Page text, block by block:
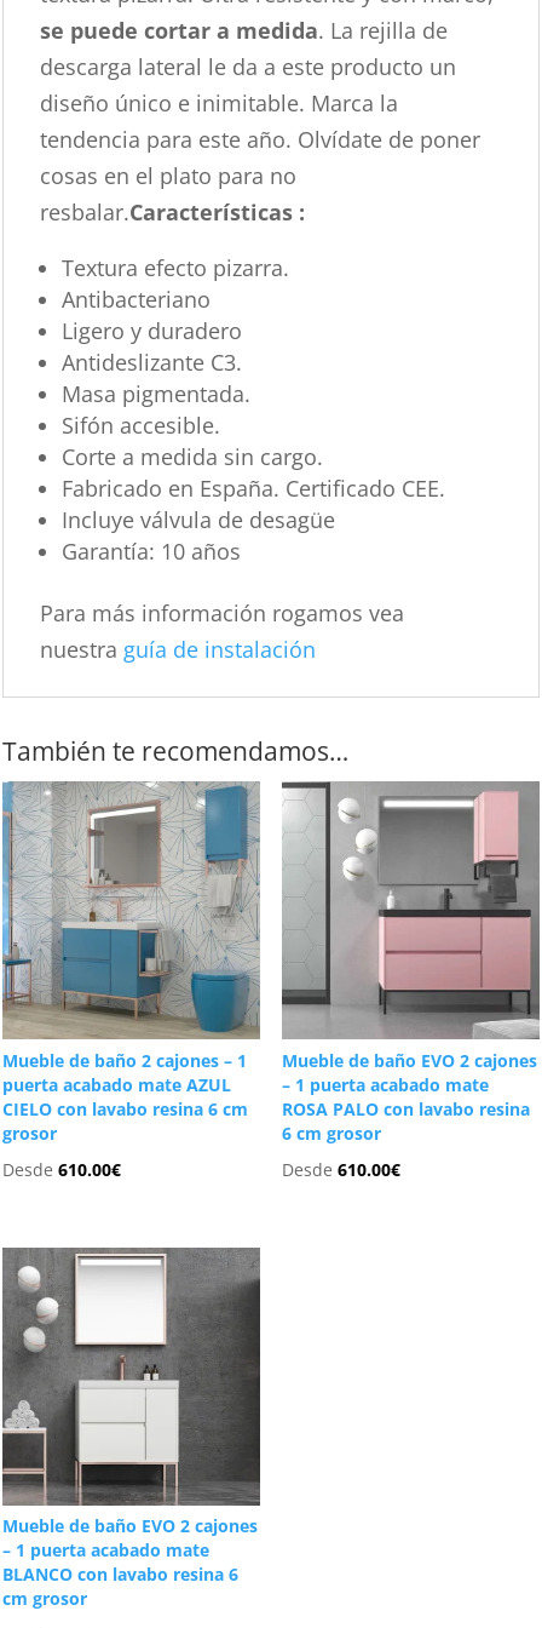
se puede cortar a medida. La rejilla de
descarga lateral le da a este producto un
diseño único e inimitable. Marca la
tendencia para este año. Olvídate de poner
cosas en el plato para no
resbalar.Características :
Textura efecto pizarra.
Antibacteriano
Ligero y duradero
Antideslizante C3.
Masa pigmentada.
Sifón accesible.
Corte a medida sin cargo.
Fabricado en España. Certificado CEE.
Incluye válvula de desagüe
Garantía: 10 años
Para más información rogamos vea
nuestra guía de instalación
También te recomendamos…
Mueble de baño 2 cajones – 1
puerta acabado mate AZUL
CIELO con lavabo resina 6 cm
grosor
Desde610.00€
Mueble de baño EVO 2 cajones
– 1 puerta acabado mate
ROSA PALO con lavabo resina
6 cm grosor
Desde 610.00€
Mueble de baño EVO 2 cajones
– 1 puerta acabado mate
BLANCO con lavabo resina 6
cm grosor